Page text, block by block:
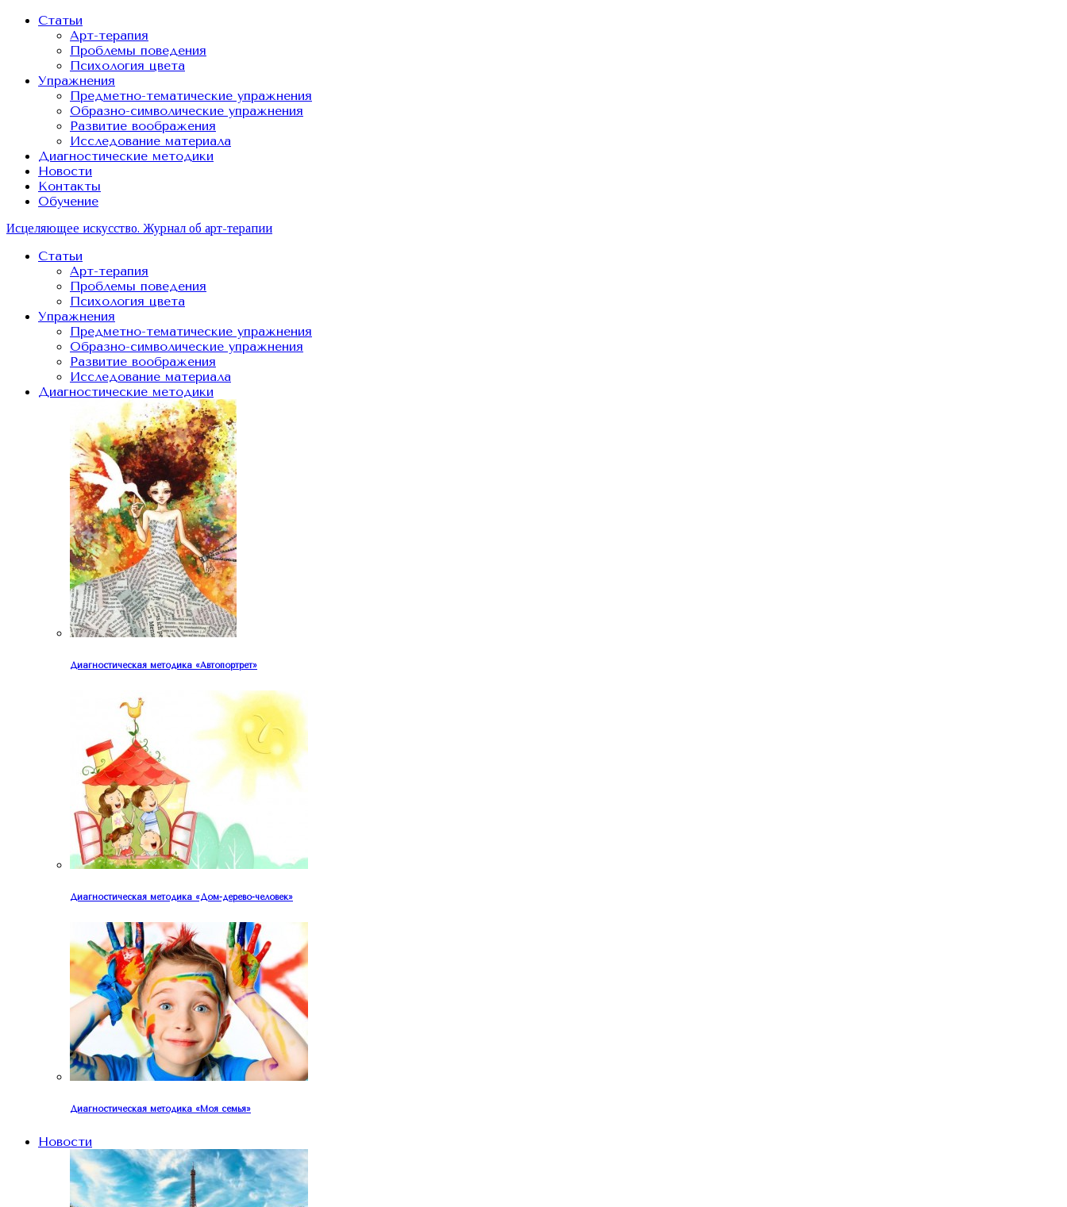
Статьи
Арт-терапия
Проблемы поведения
Психология цвета
Упражнения
Предметно-тематические упражнения
Образно-символические упражнения
Развитие воображения
Исследование материала
Диагностические методики
Новости
Контакты
Обучение
Исцеляющее искусство. Журнал об арт-терапии
Статьи
Арт-терапия
Проблемы поведения
Психология цвета
Упражнения
Предметно-тематические упражнения
Образно-символические упражнения
Развитие воображения
Исследование материала
Диагностические методики
Диагностическая методика «Автопортрет»
Диагностическая методика «Дом-дерево-человек»
Диагностическая методика «Моя семья»
Новости